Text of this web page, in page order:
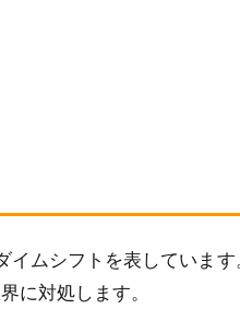
ムシフトを表しています
に対処します。